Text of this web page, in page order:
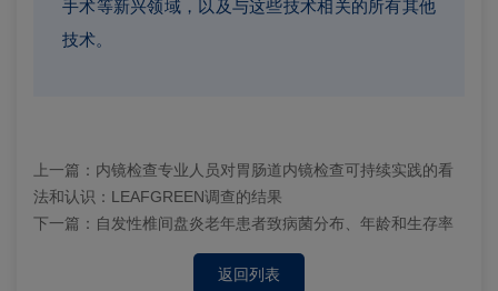
手术等新兴领域，以及与这些技术相关的所有其他
技术。
上一篇： 内镜检查专业人员对胃肠道内镜检查可持续实践的看
法和认识：LEAFGREEN调查的结果
下一篇： 自发性椎间盘炎老年患者致病菌分布、年龄和生存率
返回列表